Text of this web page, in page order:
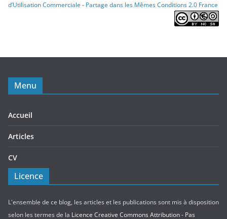
d’Utilisation Commerciale - Partage dans les Mêmes Conditions 2.0 France
Menu
Accueil
Articles
CV
Licence
L'ensemble de ce blog, les articles et les publications sont mis à disposition
selon les termes de la Licence Creative Commons Attribution - Pas